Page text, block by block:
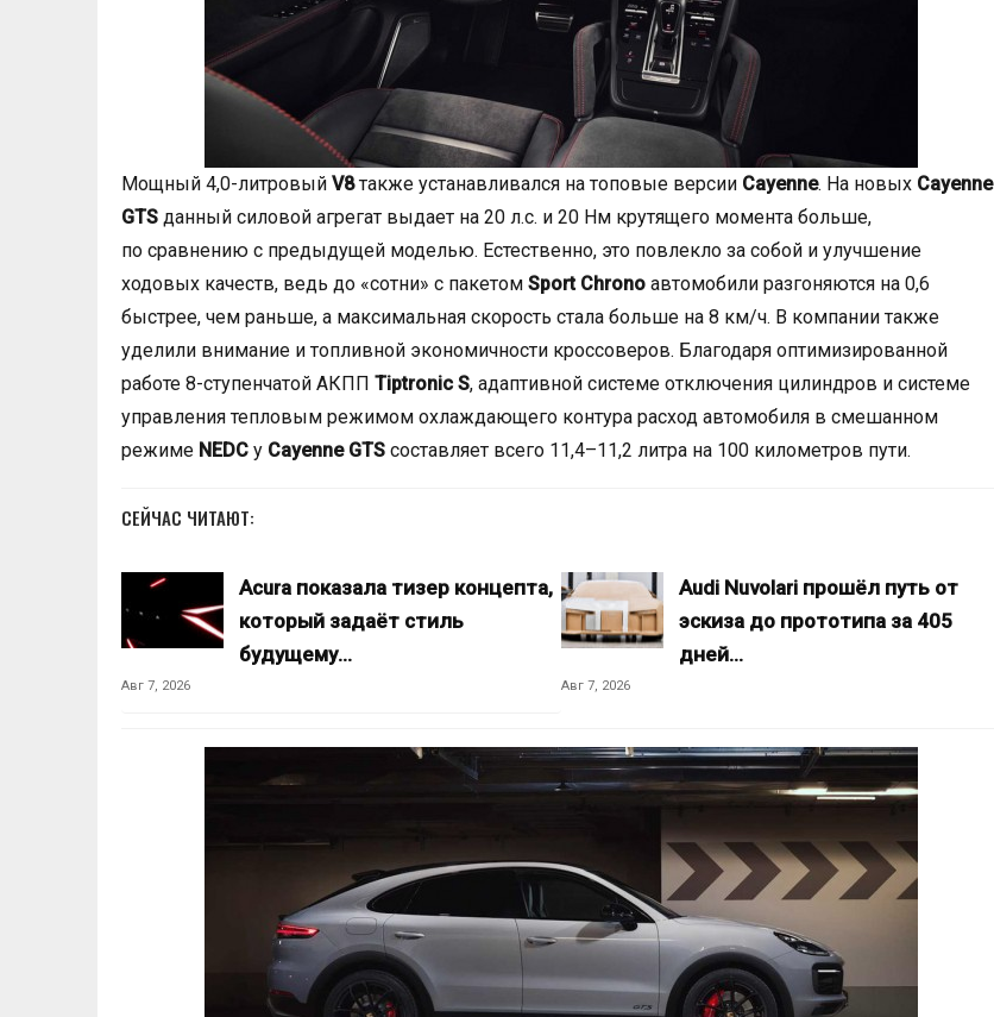
Мощный 4,0-литровый V8также устанавливался на топовые версии Cayenne. На новых Cayenne
GTS данный силовой агрегат выдает на 20 л.с. и 20 Нм крутящего момента больше,
по сравнению с предыдущей моделью. Естественно, это повлекло за собой и улучшение
ходовых качеств, ведь до «сотни» с пакетом Sport Chrono автомобили разгоняются на 0,6
быстрее, чем раньше, а максимальная скорость стала больше на 8 км/ч. В компании также
уделили внимание и топливной экономичности кроссоверов. Благодаря оптимизированной
работе 8-ступенчатой АКПП Tiptronic S, адаптивной системе отключения цилиндров и системе
управления тепловым режимом охлаждающего контура расход автомобиля в смешанном
режиме NEDC у Cayenne GTS составляет всего 11,4–11,2 литра на 100 километров пути.
СЕЙЧАС ЧИТАЮТ:
Acura показала тизер концепта,
который задаёт стиль
будущему…
Авг 7, 2026
Audi Nuvolari прошёл путь от
эскиза до прототипа за 405
дней…
Авг 7, 2026